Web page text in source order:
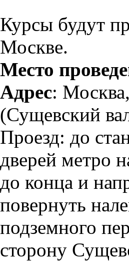
Курсы будут
Москве.
Место
Адрес:
(Сущевский
Проезд: до
дверей метро
до конца и
повернуть
подземного
сторону